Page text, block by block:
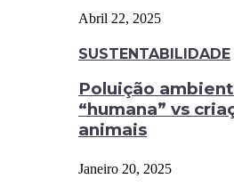
Abril 22, 2025
SUSTENTABILIDADE
Poluição
“humana” vs
animais
Janeiro 20, 2025